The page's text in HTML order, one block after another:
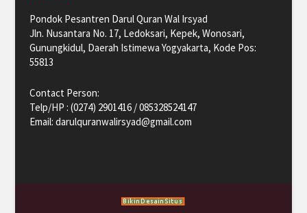
Pondok Pesantren Darul Quran Wal Irsyad
Jln. Nusantara No. 17, Ledoksari, Kepek, Wonosari,
Gunungkidul, Daerah Istimewa Yogyakarta, Kode Pos:
55813
Contact Person:
Telp/HP : (0274) 2901416 / 085328524147
Email: darulquranwalirsyad@gmail.com